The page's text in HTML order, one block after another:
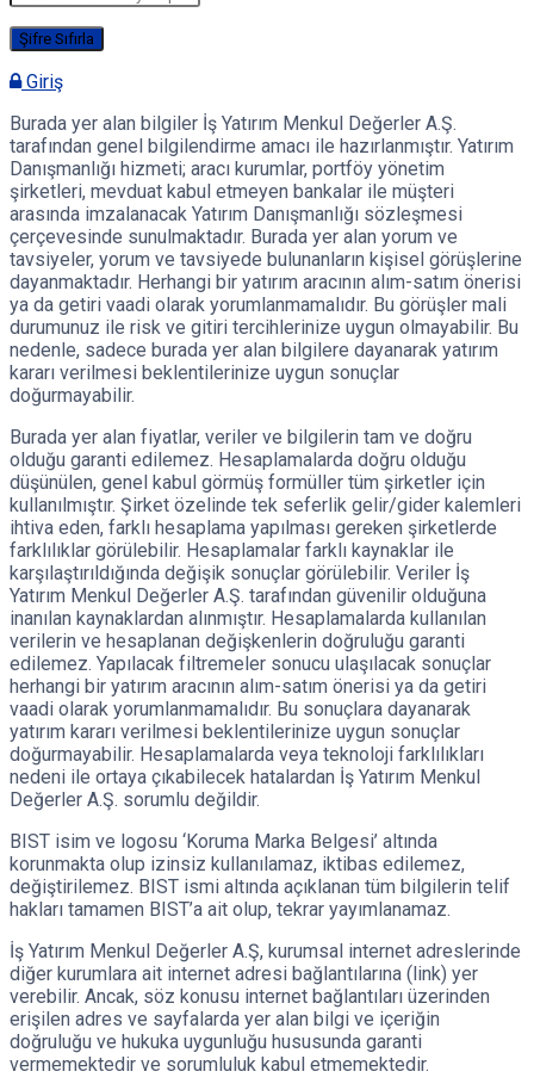
Giriş
Burada yer alan bilgiler İş Yatırım Menkul Değerler A.Ş.
tarafından genel bilgilendirme amacı ile hazırlanmıştır. Yatırım
Danışmanlığı hizmeti; aracı kurumlar, portföy yönetim
şirketleri, mevduat kabul etmeyen bankalar ile müşteri
arasında imzalanacak Yatırım Danışmanlığı sözleşmesi
çerçevesinde sunulmaktadır. Burada yer alan yorum ve
tavsiyeler, yorum ve tavsiyede bulunanların kişisel görüşlerine
dayanmaktadır. Herhangi bir yatırım aracının alım-satım önerisi
ya da getiri vaadi olarak yorumlanmamalıdır. Bu görüşler mali
durumunuz ile risk ve gitiri tercihlerinize uygun olmayabilir. Bu
nedenle, sadece burada yer alan bilgilere dayanarak yatırım
kararı verilmesi beklentilerinize uygun sonuçlar
doğurmayabilir.
Burada yer alan fiyatlar, veriler ve bilgilerin tam ve doğru
olduğu garanti edilemez. Hesaplamalarda doğru olduğu
düşünülen, genel kabul görmüş formüller tüm şirketler için
kullanılmıştır. Şirket özelinde tek seferlik gelir/gider kalemleri
ihtiva eden, farklı hesaplama yapılması gereken şirketlerde
farklılıklar görülebilir. Hesaplamalar farklı kaynaklar ile
karşılaştırıldığında değişik sonuçlar görülebilir. Veriler İş
Yatırım Menkul Değerler A.Ş. tarafından güvenilir olduğuna
inanılan kaynaklardan alınmıştır. Hesaplamalarda kullanılan
verilerin ve hesaplanan değişkenlerin doğruluğu garanti
edilemez. Yapılacak filtremeler sonucu ulaşılacak sonuçlar
herhangi bir yatırım aracının alım-satım önerisi ya da getiri
vaadi olarak yorumlanmamalıdır. Bu sonuçlara dayanarak
yatırım kararı verilmesi beklentilerinize uygun sonuçlar
doğurmayabilir. Hesaplamalarda veya teknoloji farklılıkları
nedeni ile ortaya çıkabilecek hatalardan İş Yatırım Menkul
Değerler A.Ş. sorumlu değildir.
BIST isim ve logosu ‘Koruma Marka Belgesi’ altında
korunmakta olup izinsiz kullanılamaz, iktibas edilemez,
değiştirilemez. BIST ismi altında açıklanan tüm bilgilerin telif
hakları tamamen BIST’a ait olup, tekrar yayımlanamaz.
İş Yatırım Menkul Değerler A.Ş, kurumsal internet adreslerinde
diğer kurumlara ait internet adresi bağlantılarına (link) yer
verebilir. Ancak, söz konusu internet bağlantıları üzerinden
erişilen adres ve sayfalarda yer alan bilgi ve içeriğin
doğruluğu ve hukuka uygunluğu hususunda garanti
vermemektedir ve sorumluluk kabul etmemektedir.